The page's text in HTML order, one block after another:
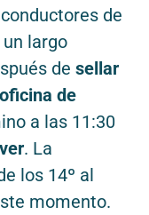
de
largo
de sellar
de
a las 11:30
. La
los 14º al
momento.